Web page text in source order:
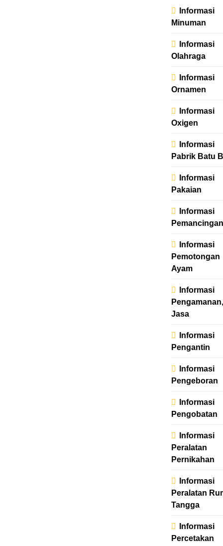
Informasi
Minuman
Informasi
Olahraga
Informasi
Ornamen
Informasi
Oxigen
Informasi
Pabrik Batu
Informasi
Pakaian
Informasi
Pemancingan
Informasi
Pemotongan
Ayam
Informasi
Pengamanan,
Jasa
Informasi
Pengantin
Informasi
Pengeboran
Informasi
Pengobatan
Informasi
Peralatan
Pernikahan
Informasi
Peralatan
Tangga
Informasi
Percetakan